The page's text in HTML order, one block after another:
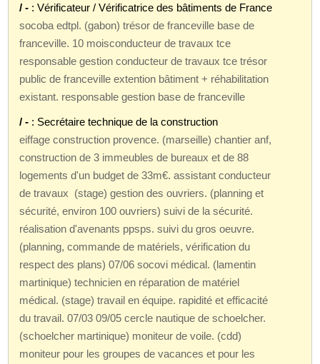
/ - : Vérificateur / Vérificatrice des bâtiments de France
socoba edtpl. (gabon) trésor de franceville base de
franceville. 10 moisconducteur de travaux tce
responsable gestion conducteur de travaux tce trésor
public de franceville extention bâtiment + réhabilitation
existant. responsable gestion base de franceville
/ - : Secrétaire technique de la construction
eiffage construction provence. (marseille) chantier anf,
construction de 3 immeubles de bureaux et de 88
logements d'un budget de 33m€. assistant conducteur
de travaux (stage) gestion des ouvriers. (planning et
sécurité, environ 100 ouvriers) suivi de la sécurité.
réalisation d'avenants ppsps. suivi du gros oeuvre.
(planning, commande de matériels, vérification du
respect des plans) 07/06 socovi médical. (lamentin
martinique) technicien en réparation de matériel
médical. (stage) travail en équipe. rapidité et efficacité
du travail. 07/03 09/05 cercle nautique de schoelcher.
(schoelcher martinique) moniteur de voile. (cdd)
moniteur pour les groupes de vacances et pour les